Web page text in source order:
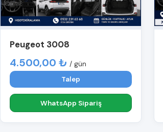
Peugeot 3008
4.500,00 ₺ / gün
Talep
WhatsApp Sipariş